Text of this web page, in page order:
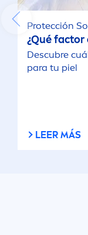
Protección
¿Qué factor
Descubre
para tu piel
LEER MÁS